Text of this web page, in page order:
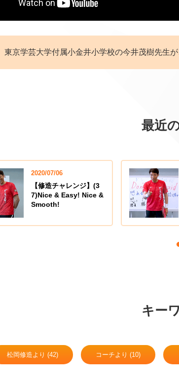
東京学芸大学付属小金井小学校の今井茂樹先生
最近
2020/07/06
【修造チャレンジ】(3
7)Nice & Easy! Nice &
Smooth!
キー
松岡修造より (42) コーチより (10)